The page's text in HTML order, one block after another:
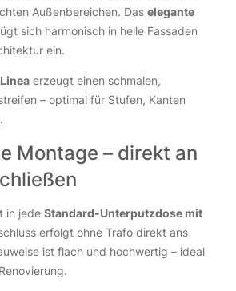
Außenbereichen. Das elegante
sich harmonisch in helle Fassaden
ein.
erzeugt einen schmalen,
– optimal für Stufen, Kanten
Montage – direkt an
in jede Standard-Unterputzdose mit
erfolgt ohne Trafo direkt ans
ist flach und hochwertig – ideal